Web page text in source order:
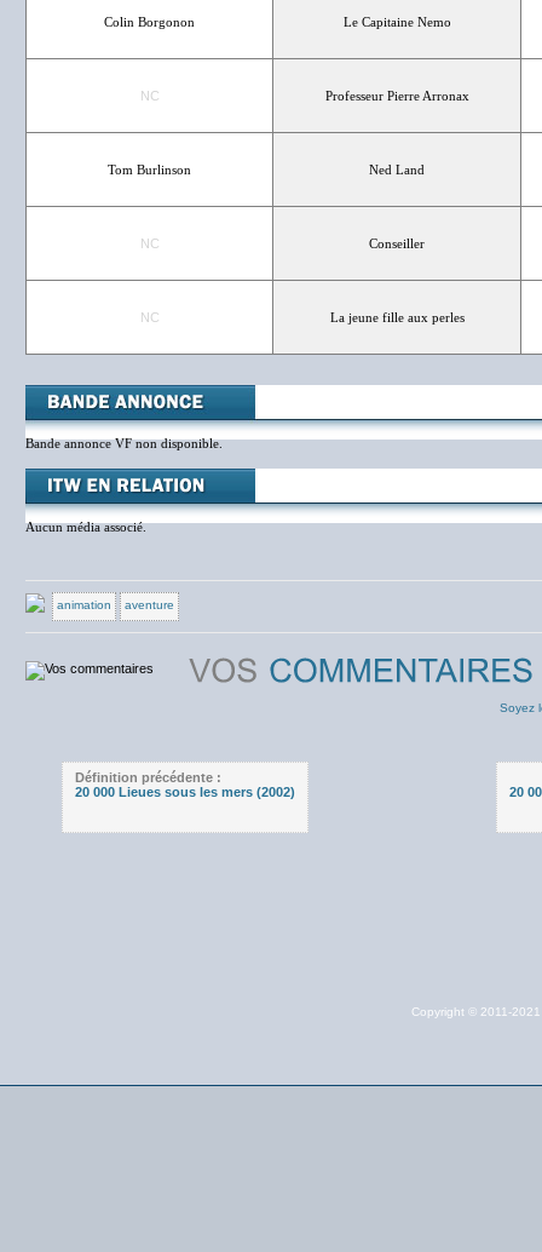
Colin Borgonon Le Capitaine Nemo
NC Professeur Pierre Arronax
Tom Burlinson Ned Land
NC Conseiller
NC La jeune fille aux perles
Bande annonce VF non disponible.
Aucun média associé.
animation aventure
Soyez
Définition précédente :
20 000 Lieues sous les mers (2002)
20
Copyright © 2011-